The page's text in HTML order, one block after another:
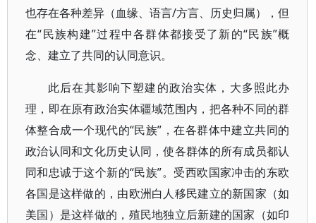
也存在各种差异（血缘、语言/方言、历史归属），但
在“民族构建”过程中各群体都接受了新的“民族”概
念、建立了共同的认同意识。
此后在其影响下塑建的政治实体，大多照此办
理，即在原有政治实体疆域范围内，把各种不同的群
体整合成一个现代的“民族”，在各群体中建立共同的
政治认同和文化历史认同，使各群体的所有成员都认
同和忠诚于这个新的“民族”。受西欧国家冲击的东欧
各国是这样做的，由欧洲白人移民建立的新国家（如
美国）是这样做的，殖民地独立后新建的国家（如印